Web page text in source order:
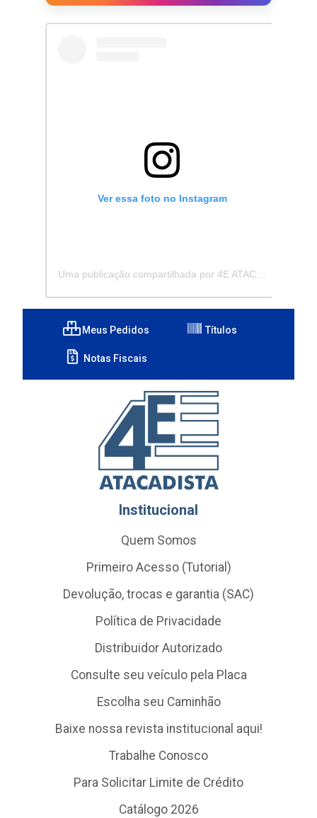
Ver essa foto no Instagram
Meus Pedidos Títulos
Notas Fiscais
Institucional
Quem Somos
Primeiro Acesso (Tutorial)
Devolução, trocas e garantia (SAC)
Política de Privacidade
Distribuidor Autorizado
Consulte seu veículo pela Placa
Escolha seu Caminhão
Baixe nossa revista institucional aqui!
Trabalhe Conosco
Para Solicitar Limite de Crédito
Catálogo 2026